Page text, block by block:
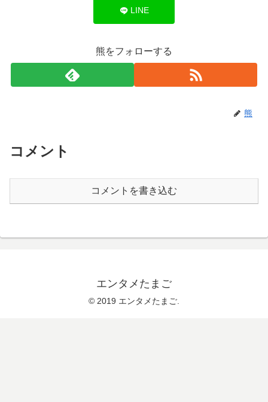
LINE
熊をフォローする
熊
コメント
コメントを書き込む
エンタメたまご
© 2019 エンタメたまご.